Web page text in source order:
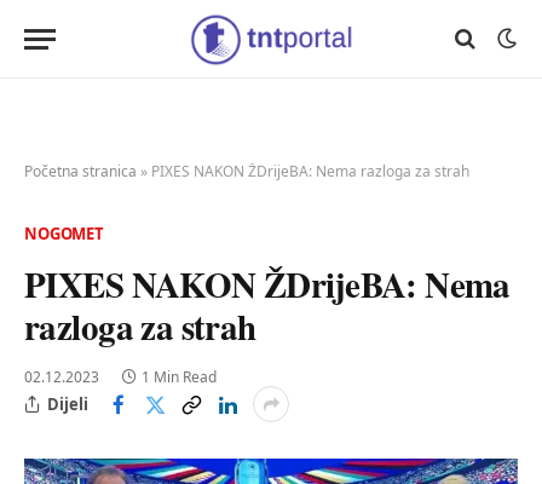
Početna stranica » PIXES NAKON ŽDrijeBA: Nema razloga za strah
NOGOMET
PIXES NAKON ŽDrijeBA: Nema
razloga za strah
02.12.2023 1 Min Read
Dijeli